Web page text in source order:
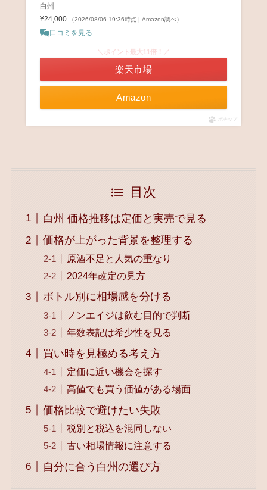
白州
¥24,000
（2026/08/06 19:36時点 | Amazon調べ）
口コミを見る
Amazon
＼ポイント最大11倍！／
楽天市場
ポチップ
目次
白州 価格推移は定価と実売で見る
価格が上がった背景を整理する
原酒不足と人気の重なり
2024年改定の見方
ボトル別に相場感を分ける
ノンエイジは飲む目的で判断
年数表記は希少性を見る
買い時を見極める考え方
定価に近い機会を探す
高値でも買う価値がある場面
価格比較で避けたい失敗
税別と税込を混同しない
古い相場情報に注意する
自分に合う白州の選び方